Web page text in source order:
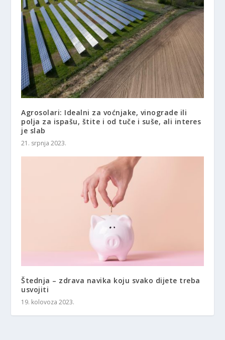
Agrosolari: Idealni za voćnjake, vinograde ili
polja za ispašu, štite i od tuče i suše, ali interes
je slab
21. srpnja 2023.
Štednja – zdrava navika koju svako dijete treba
usvojiti
19. kolovoza 2023.